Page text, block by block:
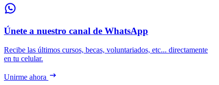
Únete a nuestro canal de WhatsApp
Recibe las últimos cursos, becas, voluntariados, etc... directamente
en tu celular.
Unirme ahora